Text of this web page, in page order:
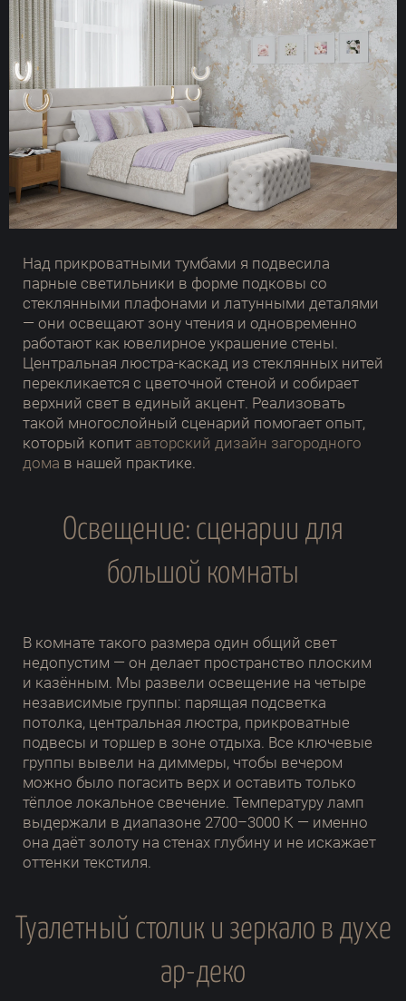
Над прикроватными тумбами я подвесила
парные светильники в форме подковы со
стеклянными плафонами и латунными деталями
— они освещают зону чтения и одновременно
работают как ювелирное украшение стены.
Центральная люстра-каскад из стеклянных нитей
перекликается с цветочной стеной и собирает
верхний свет в единый акцент. Реализовать
такой многослойный сценарий помогает опыт,
который копит авторский дизайн загородного
дома в нашей практике.
Освещение: сценарии для
большой комнаты
В комнате такого размера один общий свет
недопустим — он делает пространство плоским
и казённым. Мы развели освещение на четыре
независимые группы: парящая подсветка
потолка, центральная люстра, прикроватные
подвесы и торшер в зоне отдыха. Все ключевые
группы вывели на диммеры, чтобы вечером
можно было погасить верх и оставить только
тёплое локальное свечение. Температуру ламп
выдержали в диапазоне 2700–3000 К — именно
она даёт золоту на стенах глубину и не искажает
оттенки текстиля.
Туалетный столик и зеркало в духе
ар-деко